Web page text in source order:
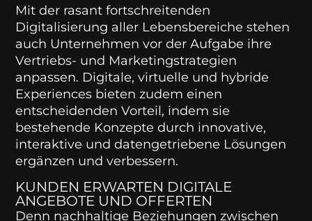
Mit der rasant fortschreitenden
Digitalisierung aller Lebensbereiche stehen
auch Unternehmen vor der Aufgabe ihre
Vertriebs- und Marketingstrategien
anpassen. Digitale, virtuelle und hybride
Experiences bieten zudem einen
entscheidenden Vorteil, indem sie
bestehende Konzepte durch innovative,
interaktive und datengetriebene Lösungen
ergänzen und verbessern.
KUNDEN ERWARTEN DIGITALE
ANGEBOTE UND OFFERTEN
Denn nachhaltige Beziehungen zwischen